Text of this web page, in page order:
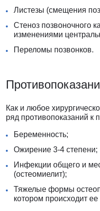
Листезы (смещения
Стеноз позвоночного
изменениями
Переломы позвонков.
Как и любое
ряд противопоказаний к
Беременность;
Ожирение 3-4 степени;
Инфекции общего и
(остеомиелит);
Тяжелые формы
котором происходит ее